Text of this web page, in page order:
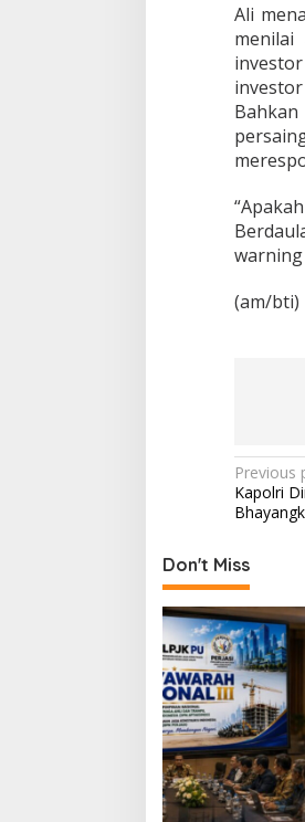
Ali
menilai
warning
(am/bti)
P
o
t
n
a
v
i
g
a
t
Previous
Kapolri
Don't Miss